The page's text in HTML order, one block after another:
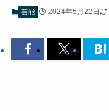
芸能 2024年5月22日